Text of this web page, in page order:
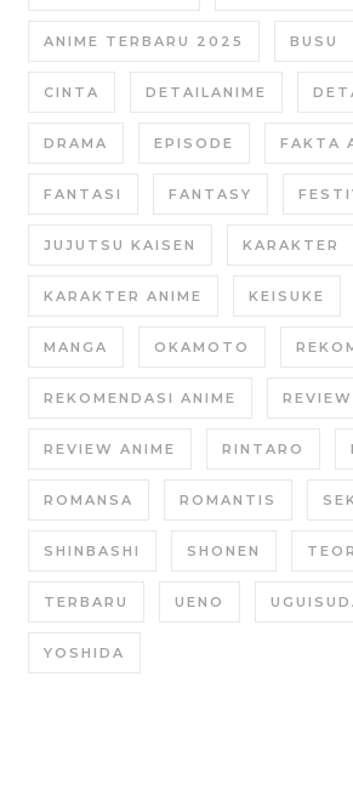
ANIME TERBARU 2025 BUSU
CINTA DETAILANIME
DRAMA EPISODE FAKTA
FANTASI FANTASY
JUJUTSU KAISEN KARAKTER
KARAKTER ANIME KEISUKE
MANGA OKAMOTO
REKOMENDASI ANIME REVIEW
REVIEW ANIME RINTARO
ROMANSA ROMANTIS
SHINBASHI SHONEN
TERBARU UENO
YOSHIDA